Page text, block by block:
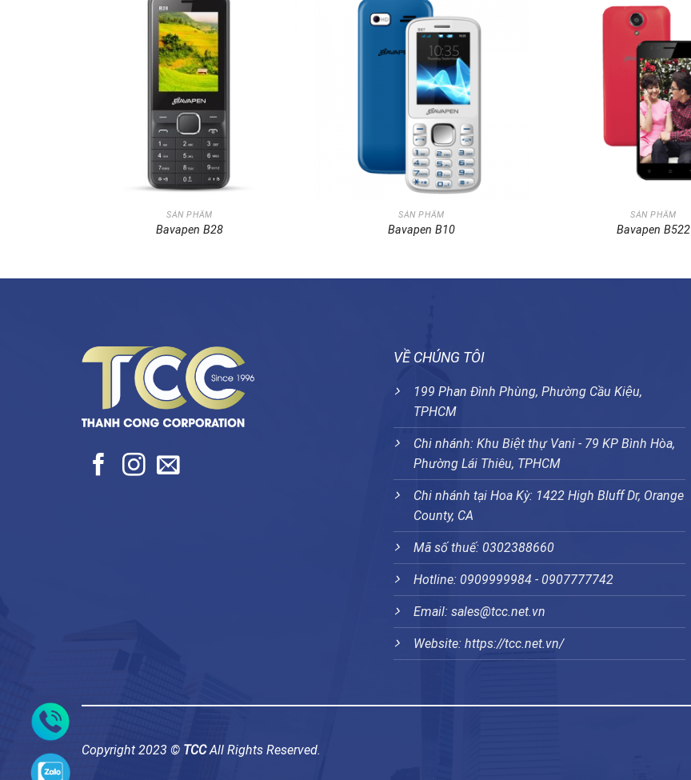
SẢN PHẨM
Bavapen B28
SẢN PHẨM
Bavapen B10
SẢN PHẨM
Bavapen B522
VỀ CHÚNG TÔI
199 Phan Đình Phùng, Phường Cầu Kiệu,
TPHCM
Chi nhánh: Khu Biệt thự Vani - 79 KP Bình Hòa,
Phường Lái Thiêu, TPHCM
Chi nhánh tại Hoa Kỳ: 1422 High Bluff Dr, Orange
County, CA
Mã số thuế: 0302388660
Hotline: 0909999984 - 0907777742
Email: sales@tcc.net.vn
Website: https://tcc.net.vn/
Copyright 2023 © TCCAll Rights Reserved.